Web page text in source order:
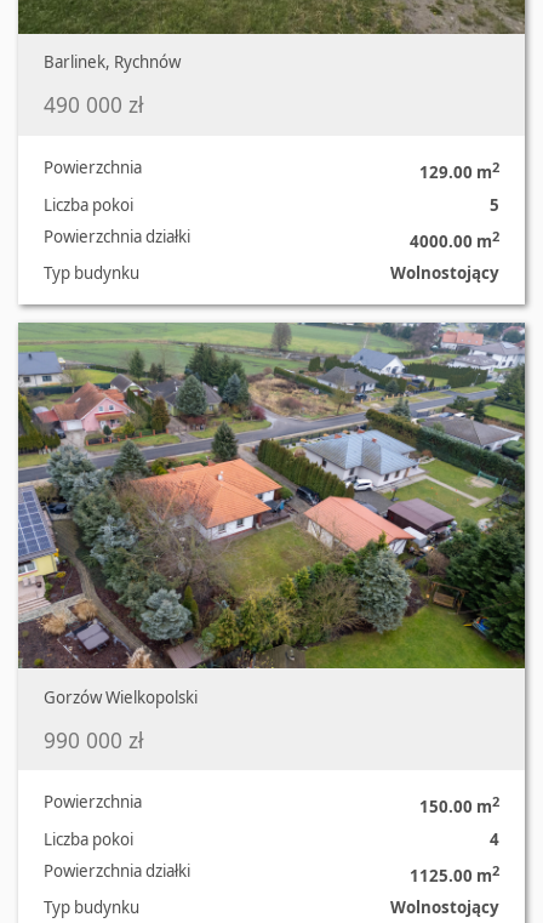
Barlinek, Rychnów
490 000 zł
Powierzchnia 129.00 m2
Liczba pokoi
5
Powierzchnia działki
4000.00 m2
Typ budynku
Wolnostojący
Gorzów Wielkopolski
990 000 zł
Powierzchnia 150.00 m2
Liczba pokoi
4
Powierzchnia działki
1125.00 m2
Typ budynku
Wolnostojący